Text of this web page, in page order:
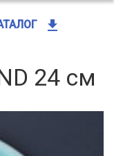
get_app
24 cм